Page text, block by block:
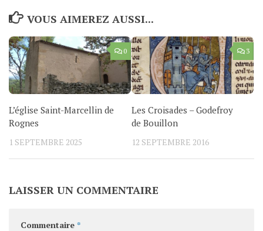
VOUS AIMEREZ AUSSI...
0
L’église Saint-Marcellin de
Rognes
1 SEPTEMBRE 2025
3
Les Croisades – Godefroy
de Bouillon
12 SEPTEMBRE 2016
LAISSER UN COMMENTAIRE
Commentaire *